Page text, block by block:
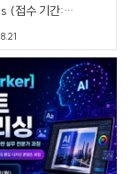
(접수 기간: